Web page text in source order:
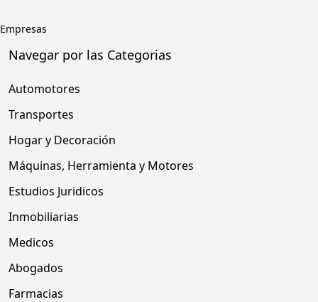
Empresas
Navegar por las Categorias
Automotores
Transportes
Hogar y Decoración
Máquinas, Herramienta y Motores
Estudios Juridicos
Inmobiliarias
Medicos
Abogados
Farmacias